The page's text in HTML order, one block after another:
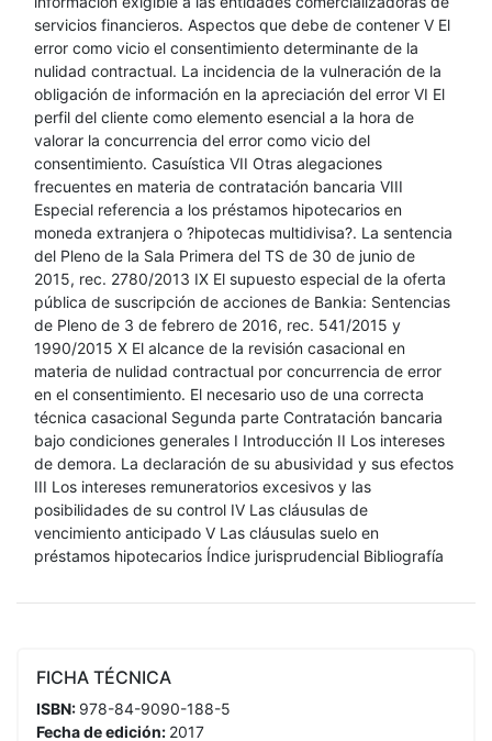
servicios financieros. Aspectos que debe de contener V El
error como vicio el consentimiento determinante de la
nulidad contractual. La incidencia de la vulneración de la
obligación de información en la apreciación del error VI El
perfil del cliente como elemento esencial a la hora de
valorar la concurrencia del error como vicio del
consentimiento. Casuística VII Otras alegaciones
frecuentes en materia de contratación bancaria VIII
Especial referencia a los préstamos hipotecarios en
moneda extranjera o ?hipotecas multidivisa?. La sentencia
del Pleno de la Sala Primera del TS de 30 de junio de
2015, rec. 2780/2013 IX El supuesto especial de la oferta
pública de suscripción de acciones de Bankia: Sentencias
de Pleno de 3 de febrero de 2016, rec. 541/2015 y
1990/2015 X El alcance de la revisión casacional en
materia de nulidad contractual por concurrencia de error
en el consentimiento. El necesario uso de una correcta
técnica casacional Segunda parte Contratación bancaria
bajo condiciones generales I Introducción II Los intereses
de demora. La declaración de su abusividad y sus efectos
III Los intereses remuneratorios excesivos y las
posibilidades de su control IV Las cláusulas de
vencimiento anticipado V Las cláusulas suelo en
préstamos hipotecarios Índice jurisprudencial Bibliografía
FICHA TÉCNICA
ISBN: 978-84-9090-188-5
Fecha de edición: 2017